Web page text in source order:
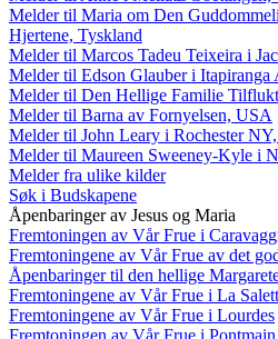
Melder til Maria om Den
Hjertene, Tyskland
Melder til Marcos Tadeu Teixeira i
Melder til Edson Glauber i Itapiranga
Melder til Den Hellige Familie
Melder til Barna av Fornyelsen, USA
Melder til John Leary i Rochester
Melder til Maureen Sweeney-Kyle i
Melder fra ulike kilder
Søk i Budskapene
Åpenbaringer av Jesus og Maria
Fremtoningen av Vår Frue i
Fremtoningene av Vår Frue av det
Åpenbaringer til den hellige
Fremtoningene av Vår Frue i La
Fremtoningene av Vår Frue i Lourdes
Fremtoningen av Vår Frue i Pontmain